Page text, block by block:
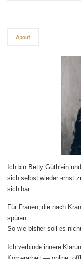
About
Ich bin Betty Güthlein
sich selbst wieder ernst
sichtbar.
Für Frauen, die nach
spüren:
So wie bisher soll es
Ich verbinde innere